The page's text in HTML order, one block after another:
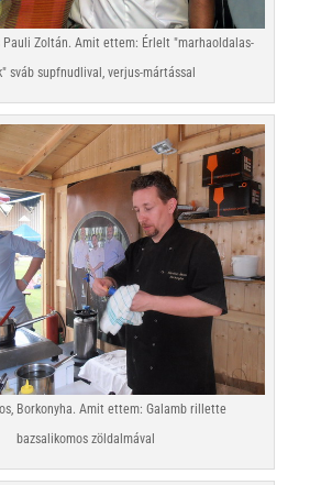
Pauli Zoltán. Amit ettem: Érlelt "marhaoldalas-
sváb supfnudlival, verjus-mártással
Borkonyha. Amit ettem: Galamb rillette
bazsalikomos zöldalmával